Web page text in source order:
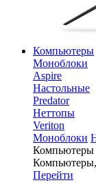
Компьютеры
Моноблоки
Aspire
Настольные
Predator
Неттопы
Veriton
Моноблоки
Компьютеры
Компьютеры,
Перейти